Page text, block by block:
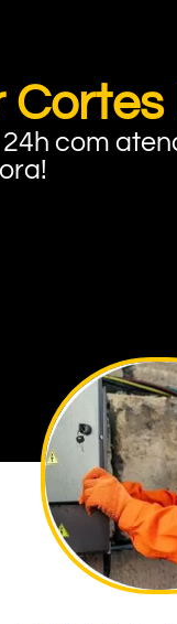
com